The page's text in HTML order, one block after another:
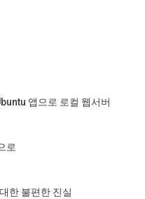
앱으로 로컬 웹서버
로
한 불편한 진실